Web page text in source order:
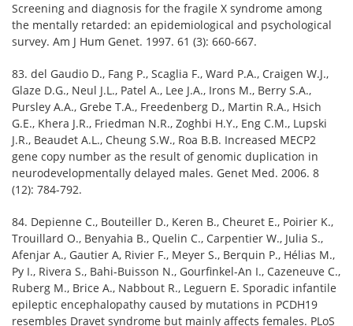
Screening and diagnosis for the fragile X syndrome among
the mentally retarded: an epidemiological and psychological
survey. Am J Hum Genet. 1997. 61 (3): 660-667.
83. del Gaudio D., Fang P., Scaglia F., Ward P.A., Craigen W.J.,
Glaze D.G., Neul J.L., Patel A., Lee J.A., Irons M., Berry S.A.,
Pursley A.A., Grebe T.A., Freedenberg D., Martin R.A., Hsich
G.E., Khera J.R., Friedman N.R., Zoghbi H.Y., Eng C.M., Lupski
J.R., Beaudet A.L., Cheung S.W., Roa B.B. Increased MECP2
gene copy number as the result of genomic duplication in
neurodevelopmentally delayed males. Genet Med. 2006. 8
(12): 784-792.
84. Depienne C., Bouteiller D., Keren B., Cheuret E., Poirier K.,
Trouillard O., Benyahia B., Quelin C., Carpentier W., Julia S.,
Afenjar A., Gautier A, Rivier F., Meyer S., Berquin P., Hélias M.,
Py I., Rivera S., Bahi-Buisson N., Gourfinkel-An I., Cazeneuve C.,
Ruberg M., Brice A., Nabbout R., Leguern E. Sporadic infantile
epileptic encephalopathy caused by mutations in PCDH19
resembles Dravet syndrome but mainly affects females. PLoS